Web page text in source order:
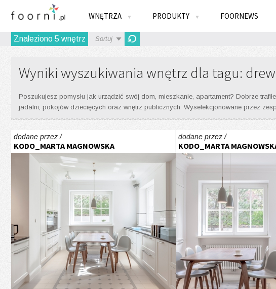
WNĘTRZA ▼ PRODUKTY ▼ FOORNEWS
Znaleziono 5 wnętrz Sortuj
Wyniki wyszukiwania wnętrz dla tagu:
Poszukujesz pomysłu jak urządzić swój dom, mieszkanie, apartament? Dobrze
jadalni, pokojów dziecięcych oraz wnętrz publicznych. Wyselekcjonowane przez
dodane przez /
KODO_MARTA MAGNOWSKA
dodane przez /
KODO_MARTA